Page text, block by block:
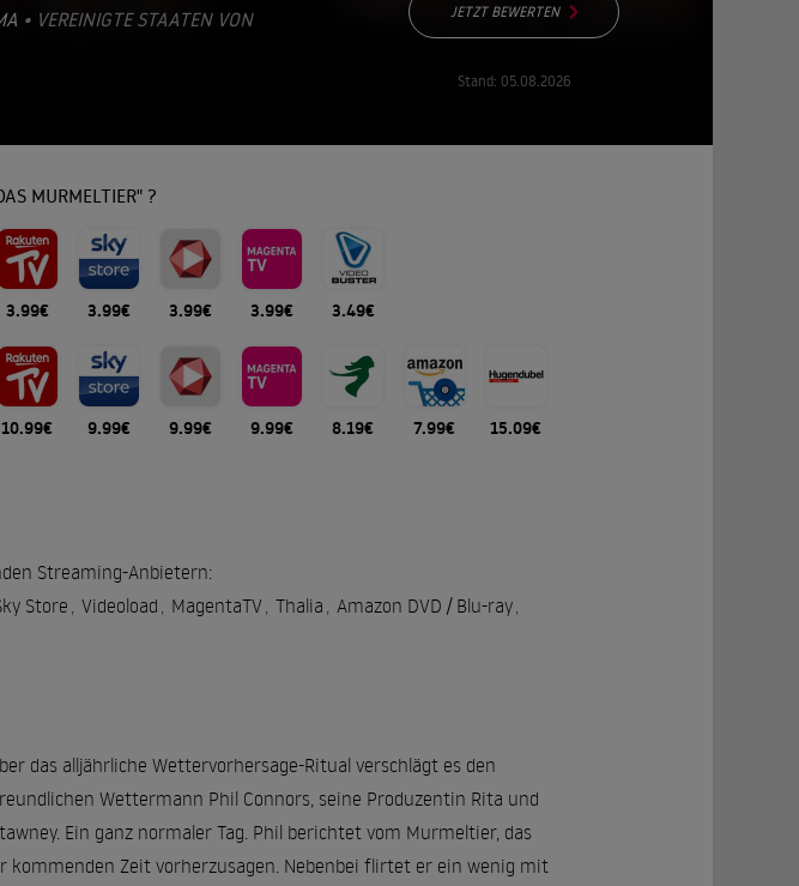
• VEREINIGTE STAATEN VON
JETZT BEWERTEN
Stand: 05.08.2026
MURMELTIER" ?
3.99€ 3.99€ 3.99€ 3.99€ 3.49€
10.99€ 9.99€ 9.99€ 9.99€ 8.19€ 7.99€ 15.09€
Streaming-Anbietern:
Store, Videoload , MagentaTV, Thalia , Amazon DVD / Blu-ray,
das alljährliche Wettervorhersage-Ritual verschlägt es den
Wettermann Phil Connors, seine Produzentin Rita und
Ein ganz normaler Tag. Phil berichtet vom Murmeltier, das
kommenden Zeit vorherzusagen. Nebenbei flirtet er ein wenig mit